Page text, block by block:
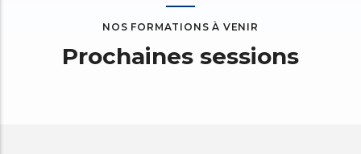
NOS FORMATIONS À VENIR
Prochaines sessions